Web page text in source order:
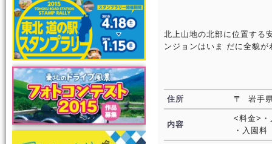
北上山地の北部に位置する
ンジョンはいま だに全貌
住所 〒 岩手
内容
<料金>
・入園